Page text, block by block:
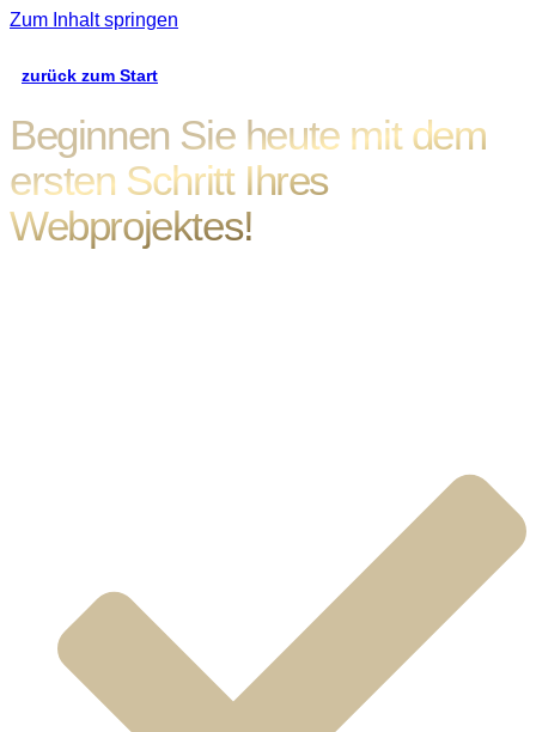
Zum Inhalt springen
zurück zum Start
Beginnen Sie heute mit dem
ersten Schritt Ihres
Webprojektes!